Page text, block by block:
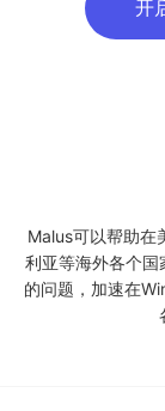
开
Malus可以帮助在
利亚等海外各个国
的问题，加速在